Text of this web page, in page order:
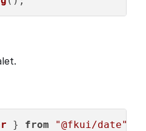
} from "@fkui/date"